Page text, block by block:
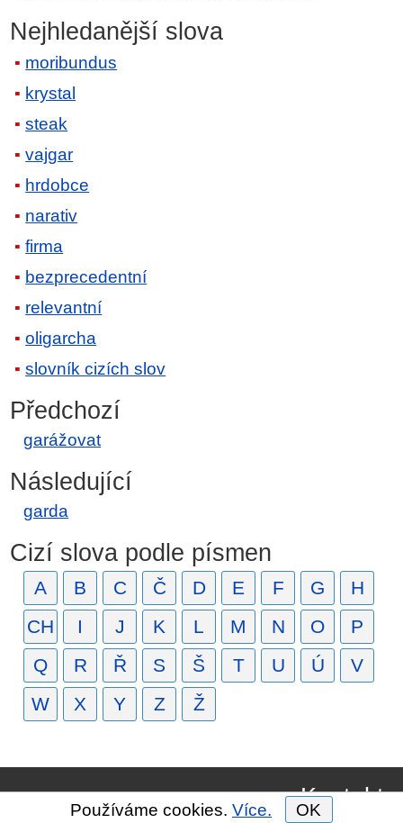
Nejhledanější slova
moribundus
krystal
steak
vajgar
hrdobce
narativ
firma
bezprecedentní
relevantní
oligarcha
slovník cizích slov
Předchozí
garážovat
Následující
garda
Cizí slova podle písmen
A B C Č D E F G
H
CH
I J K L M N O
P
Q
R Ř S Š T U Ú
V
W
X Y Z Ž
Kontakt
Používáme cookies. Více. OK